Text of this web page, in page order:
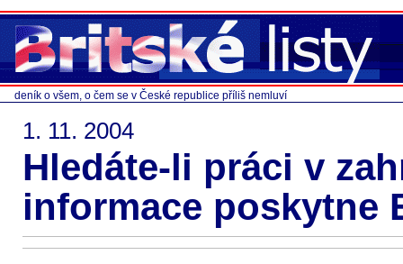
deník o všem, o čem se v České republice příliš nemluví
1. 11. 2004
Hledáte-li práci v
informace poskytne